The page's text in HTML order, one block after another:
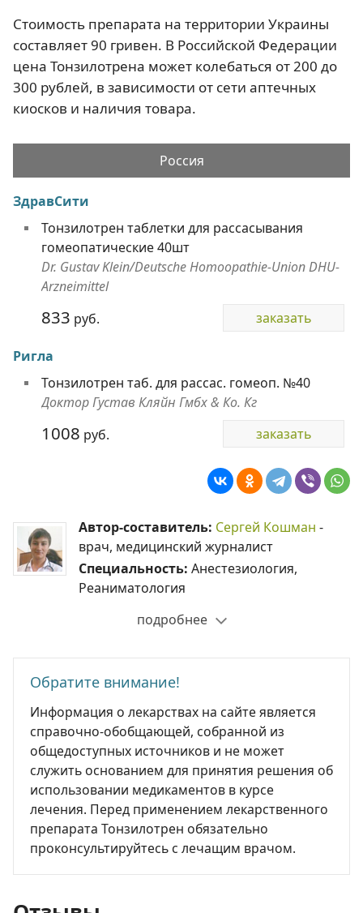
Стоимость препарата на территории Украины
составляет 90 гривен. В Российской Федерации
цена Тонзилотрена может колебаться от 200 до
300 рублей, в зависимости от сети аптечных
киосков и наличия товара.
Россия
ЗдравСити
Тонзилотрен таблетки для рассасывания
гомеопатические 40шт
Dr. Gustav Klein/Deutsche Homoopathie-Union DHU-
Arzneimittel
833 руб. заказать
Ригла
Тонзилотрен таб. для рассас. гомеоп. №40
Доктор Густав Кляйн Гмбх & Ко. Кг
1008 руб. заказать
Автор-составитель: Сергей Кошман -
врач, медицинский журналист
Специальность: Анестезиология,
Реаниматология
подробнее
Обратите внимание!
Информация о лекарствах на сайте является
справочно-обобщающей, собранной из
общедоступных источников и не может
служить основанием для принятия решения об
использовании медикаментов в курсе
лечения. Перед применением лекарственного
препарата Тонзилотрен обязательно
проконсультируйтесь с лечащим врачом.